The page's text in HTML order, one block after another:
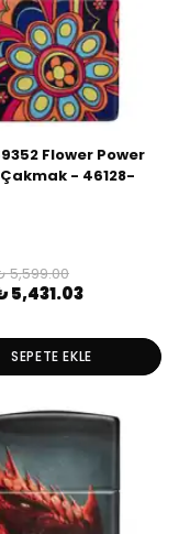
Flower Power
- 46128-
5,599.00
5,431.03
SEPETE EKLE